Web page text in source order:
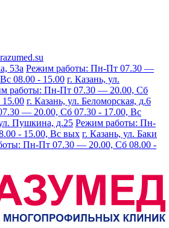
53а Режим работы: Пн-Пт 07.30 —
08.00 - 15.00 г. Казань, ул.
работы: Пн-Пт 07.30 — 20.00, Сб
15.00 г. Казань, ул. Беломорская, д.6
— 20.00, Сб 07.30 - 17.00, Вс
Пушкина, д.25 Режим работы: Пн-
- 15.00, Вс вых г. Казань, ул. Баки
Пн-Пт 07.30 — 20.00, Сб 08.00 -